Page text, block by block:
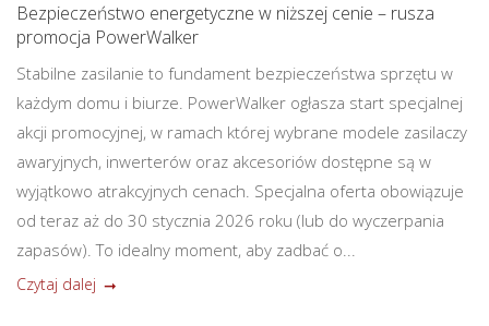
Bezpieczeństwo energetyczne w niższej cenie – rusza
promocja PowerWalker
Stabilne zasilanie to fundament bezpieczeństwa sprzętu w
każdym domu i biurze. PowerWalker ogłasza start specjalnej
akcji promocyjnej, w ramach której wybrane modele zasilaczy
awaryjnych, inwerterów oraz akcesoriów dostępne są w
wyjątkowo atrakcyjnych cenach. Specjalna oferta obowiązuje
od teraz aż do 30 stycznia 2026 roku (lub do wyczerpania
zapasów). To idealny moment, aby zadbać o...
Czytaj dalej